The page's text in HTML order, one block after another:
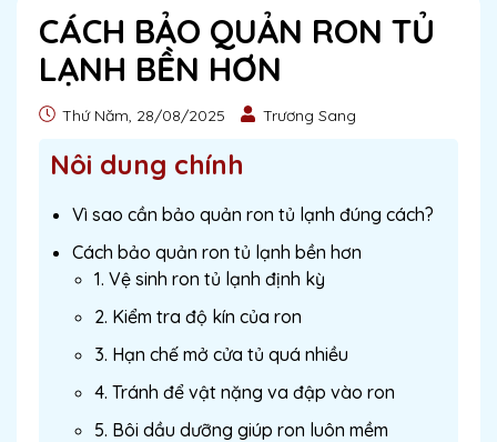
CÁCH BẢO QUẢN RON TỦ
LẠNH BỀN HƠN
Thứ Năm, 28/08/2025 Trương Sang
Nôi dung chính
Vì sao cần bảo quản ron tủ lạnh đúng cách?
Cách bảo quản ron tủ lạnh bền hơn
1. Vệ sinh ron tủ lạnh định kỳ
2. Kiểm tra độ kín của ron
3. Hạn chế mở cửa tủ quá nhiều
4. Tránh để vật nặng va đập vào ron
5. Bôi dầu dưỡng giúp ron luôn mềm